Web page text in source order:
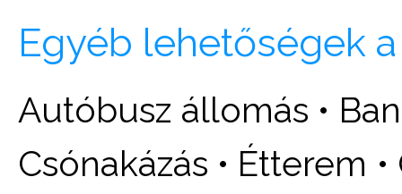
Egyéb lehetőségek
Autóbusz állomás •
Csónakázás • Étterem